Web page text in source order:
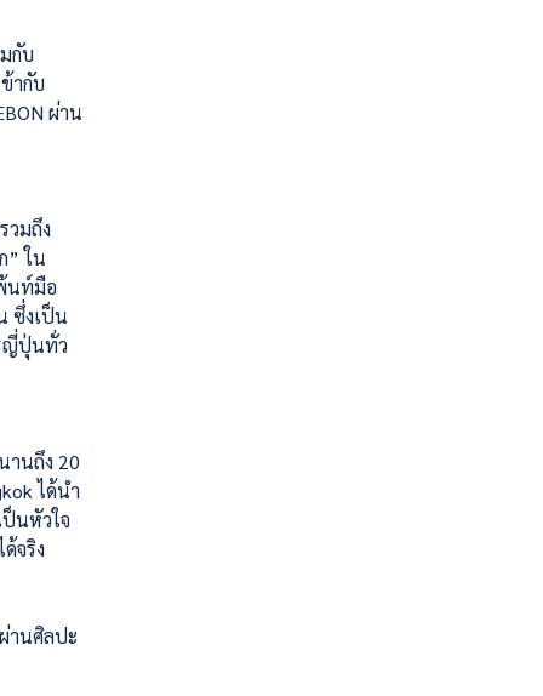
กับ
ากับ
ผ่าน
วมถึง
” ใน
นท์มือ
ซึ่งเป็น
ญี่ปุ่นทั่ว
านถึง 20
ได้นำ
นหัวใจ
จริง
านศิลปะ